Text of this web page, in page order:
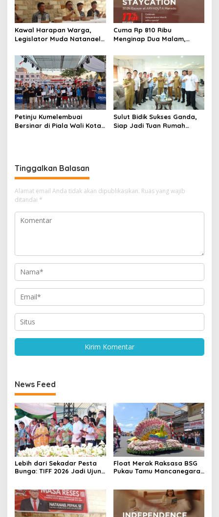
Kawal Harapan Warga,
Legislator Muda Natanael
Bersih Segera
Ditindaklanjuti
Cuma Rp 810 Ribu
Menginap Dua Malam,
Hadirkan Promo
“Independence Staycation”
Petinju Kumelembuai
Bersinar di Piala Wali Kota
Sulut Bidik Sukses Ganda,
Siap Jadi Tuan Rumah
Tinggalkan Balasan
Alamat email Anda tidak akan dipublikasikan. Ruas yang wajib
ditandai *
News Feed
Lebih dari Sekadar Pesta
Bunga: TIFF 2026 Jadi Ujung
Float Merak Raksasa BSG
Pukau Tamu Mancanegara,